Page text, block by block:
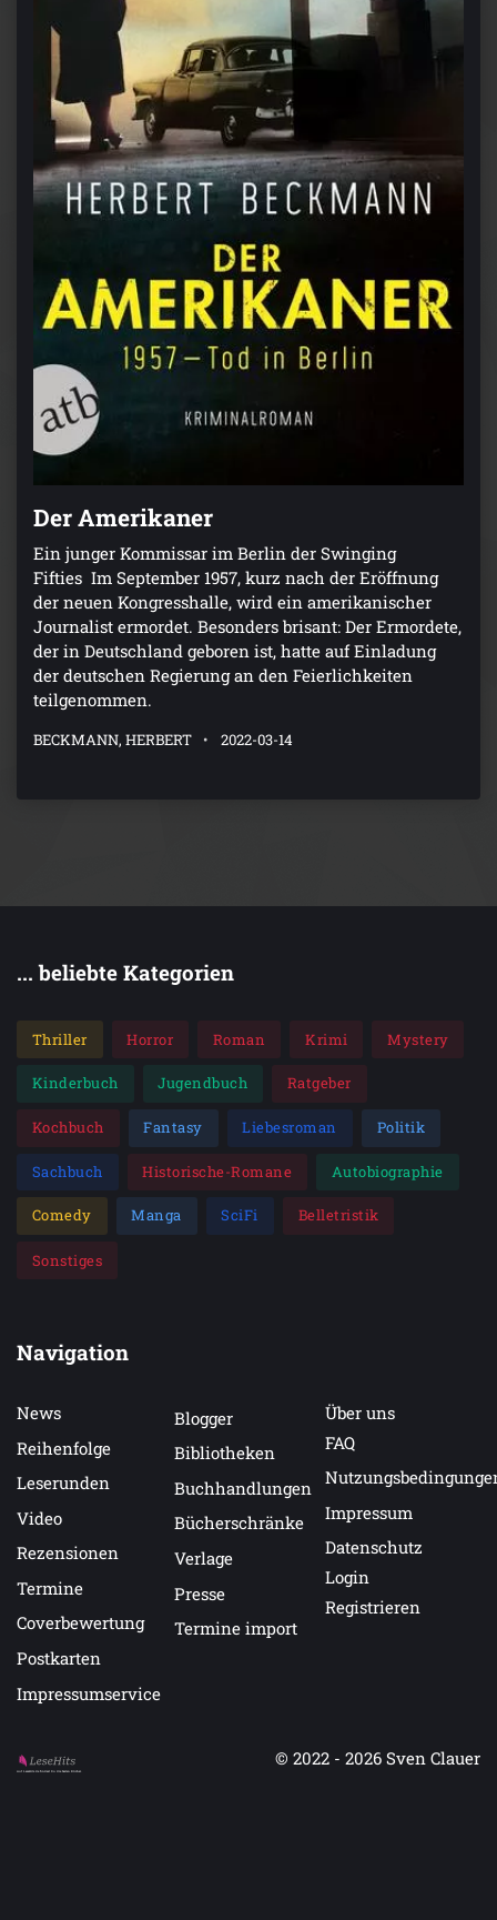
Der Amerikaner
Ein junger Kommissar im Berlin der Swinging
Fifties Im September 1957, kurz nach der Eröffnung
der neuen Kongresshalle, wird ein amerikanischer
Journalist ermordet. Besonders brisant: Der Ermordete,
der in Deutschland geboren ist, hatte auf Einladung
der deutschen Regierung an den Feierlichkeiten
teilgenommen.
BECKMANN, HERBERT 2022-03-14
... beliebte Kategorien
Thriller Horror Roman Krimi Mystery
Kinderbuch Jugendbuch Ratgeber
Kochbuch Fantasy Liebesroman Politik
Sachbuch Historische-Romane Autobiographie
Comedy Manga SciFi Belletristik
Sonstiges
Navigation
News
Reihenfolge
Leserunden
Video
Rezensionen
Termine
Coverbewertung
Postkarten
Impressumservice
Blogger
Bibliotheken
Buchhandlungen
Bücherschränke
Verlage
Presse
Termine import
Über uns
FAQ
Impressum
Datenschutz
Login
Registrieren
Auf LeseHits.de findest Du die besten Bücher.
© 2022 - 2026 Sven Clauer